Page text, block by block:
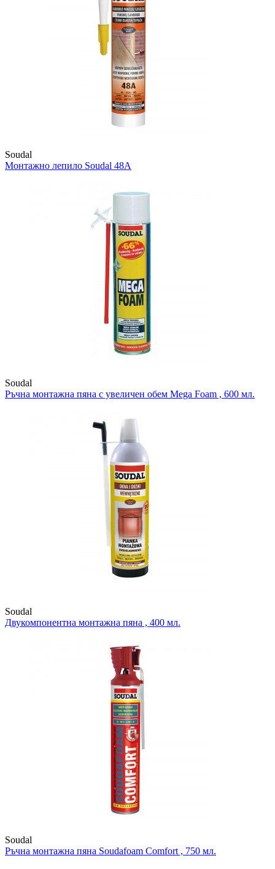
Soudal
Монтажно лепило Soudal 48А
Soudal
Ръчна монтажна пяна с увеличен обем Mega Foam , 600 мл.
Soudal
Двукомпонентна монтажна пяна , 400 мл.
Soudal
Ръчна монтажна пяна Soudafoam Comfort , 750 мл.